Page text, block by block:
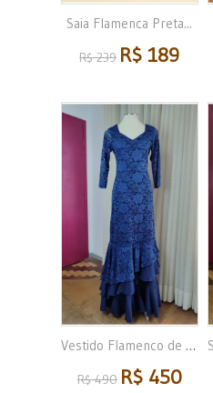
Saia Flamenca Preta...
R$ 239 R$ 189
Vestido Flamenco de Renda...
R$ 490 R$ 450